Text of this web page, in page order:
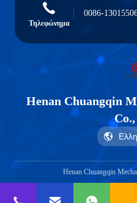
Τηλεφώνημα
0086-
Henan Chuangqin
Henan Chuangqin